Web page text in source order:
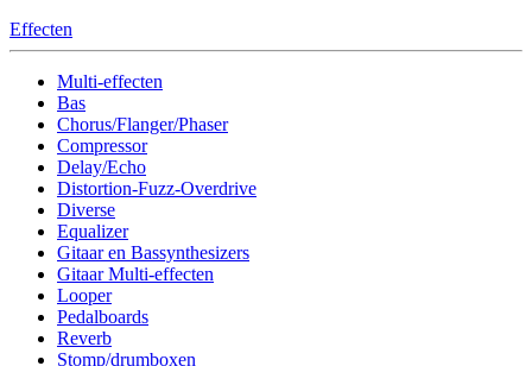
Effecten
Multi-effecten
Bas
Chorus/Flanger/Phaser
Compressor
Delay/Echo
Distortion-Fuzz-Overdrive
Diverse
Equalizer
Gitaar en Bassynthesizers
Gitaar Multi-effecten
Looper
Pedalboards
Reverb
Stomp/drumboxen